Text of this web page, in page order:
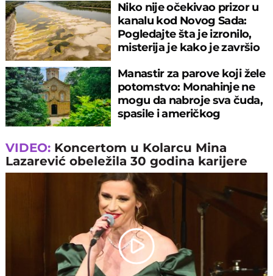
Niko nije očekivao prizor u
kanalu kod Novog Sada:
Pogledajte šta je izronilo,
misterija je kako je završio
Manastir za parove koji žele
potomstvo: Monahinje ne
mogu da nabroje sva čuda,
spasile i američkog
VIDEO: Koncertom u Kolarcu Mina
Lazarević obeležila 30 godina karijere
Play